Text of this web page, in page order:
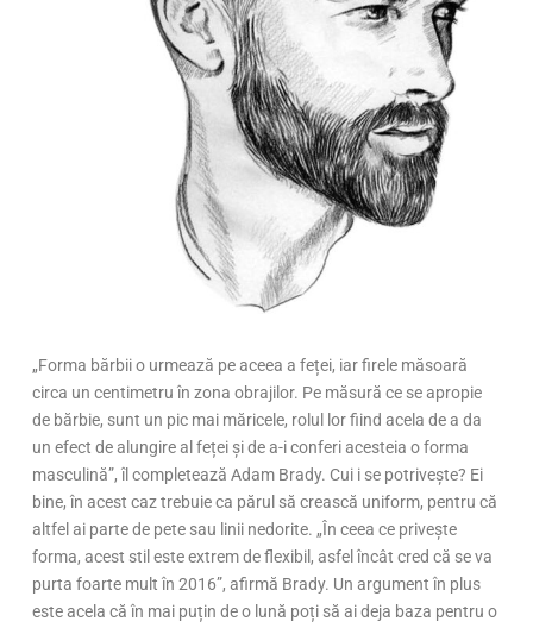
„Forma bărbii o urmează pe aceea a feței, iar firele măsoară
circa un centimetru în zona obrajilor. Pe măsură ce se apropie
de bărbie, sunt un pic mai măricele, rolul lor fiind acela de a da
un efect de alungire al feței și de a-i conferi acesteia o forma
masculină”, îl completează Adam Brady. Cui i se potrivește? Ei
bine, în acest caz trebuie ca părul să crească uniform, pentru că
altfel ai parte de pete sau linii nedorite. „În ceea ce privește
forma, acest stil este extrem de flexibil, asfel încât cred că se va
purta foarte mult în 2016”, afirmă Brady. Un argument în plus
este acela că în mai puțin de o lună poți să ai deja baza pentru o